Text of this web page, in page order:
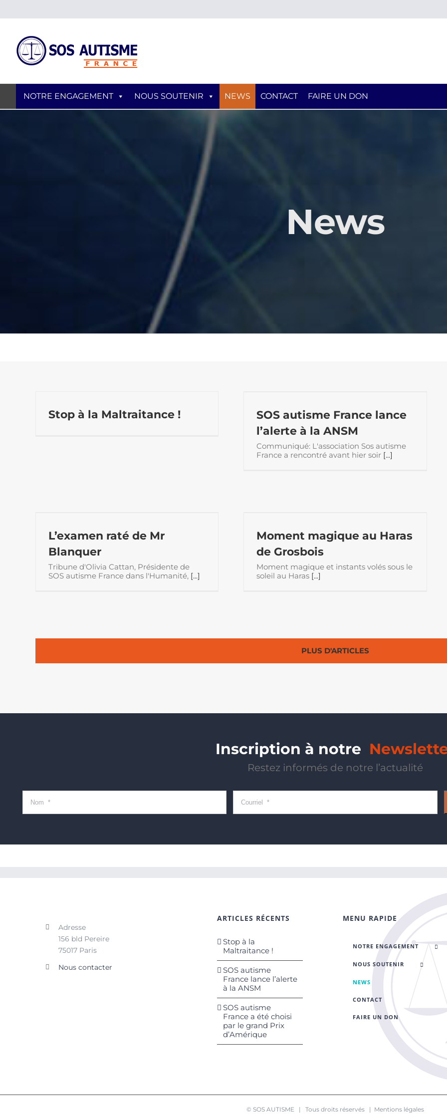
content
NOTRE ENGAGEMENT NOUS SOUTENIR NEWS CONTACT FAIRE UN DON
News
Stop à la Maltraitance !
SOS autisme France lance
l’alerte à la ANSM
Communiqué: L'association Sos autisme
France a rencontré avant hier soir [...]
L’examen raté de Mr
Blanquer
Tribune d'Olivia Cattan, Présidente de
SOS autisme France dans l'Humanité, [...]
Moment magique au Haras
de Grosbois
Moment magique et instants volés sous le
soleil au Haras [...]
PLUS D'ARTICLES
Inscription à notre
Restez informés de notre l’actualité
Adresse
156 bld Pereire
75017 Paris
Nous contacter
ARTICLES RÉCENTS
Stop à la
Maltraitance !
SOS autisme
France lance l’alerte
à la ANSM
SOS autisme
France a été choisi
par le grand Prix
d’Amérique
MENU RAPIDE
NOTRE ENGAGEMENT
NOUS SOUTENIR
NEWS
CONTACT
FAIRE UN DON
© SOS AUTISME | Tous droits réservés | Mentions légales